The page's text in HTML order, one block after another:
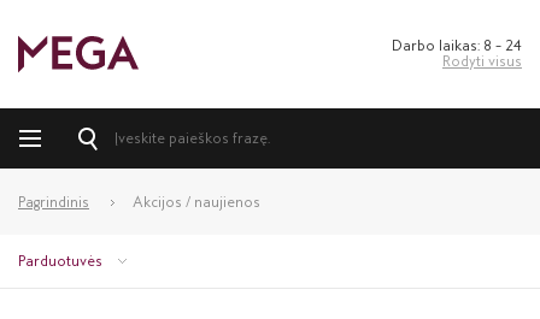
Darbo laikas: 8 – 24
Rodyti visus
Pagrindinis Akcijos / naujienos
Parduotuvės